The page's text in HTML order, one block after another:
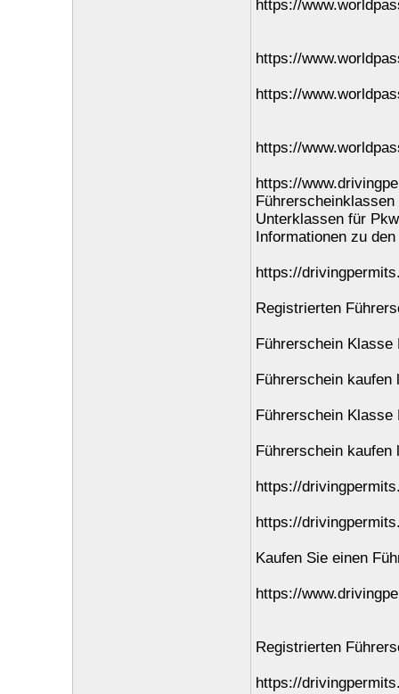
https://
https://
https://
https://
https://
Unterklassen für
Informationen zu
https://
Registrierten
Führerschein Klasse
Führerschein kaufen
Führerschein Klasse
Führerschein kaufen
https://
https://
Kaufen Sie einen
https://
Registrierten
https://